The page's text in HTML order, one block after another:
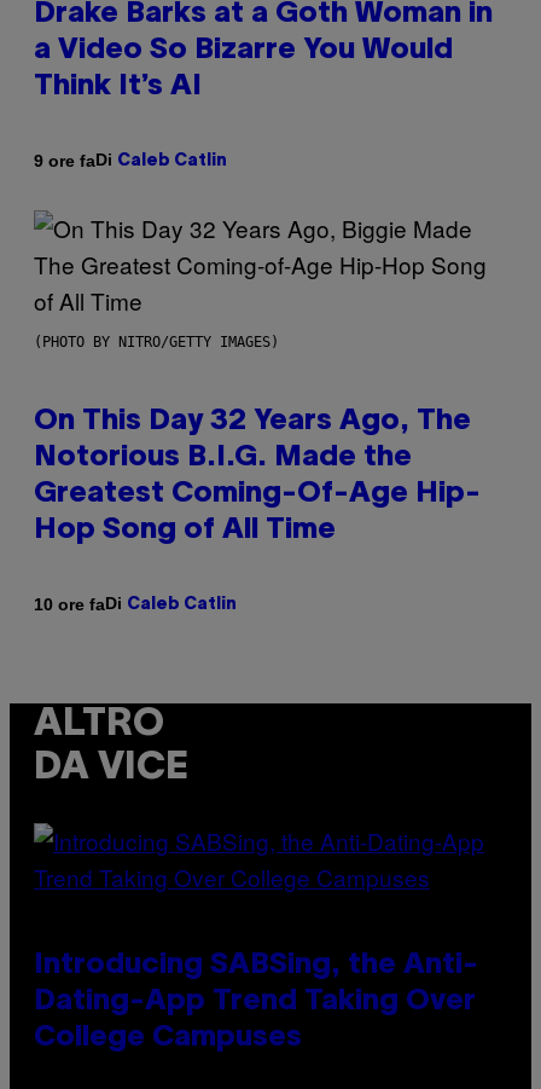
Drake Barks at a Goth Woman in
a Video So Bizarre You Would
Think It’s AI
9 ore faDi Caleb Catlin
(PHOTO BY NITRO/GETTY IMAGES)
On This Day 32 Years Ago, The
Notorious B.I.G. Made the
Greatest Coming-Of-Age Hip-
Hop Song of All Time
10 ore faDi Caleb Catlin
ALTRO
DA VICE
Introducing SABSing, the Anti-
Dating-App Trend Taking Over
College Campuses